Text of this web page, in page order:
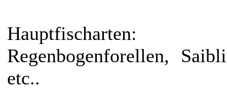
Hauptfischarten:
Regenbogenforellen,
etc..